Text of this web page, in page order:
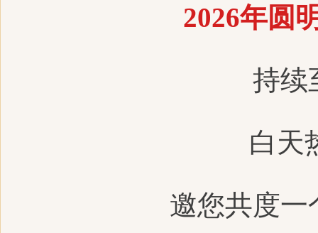
2026年圆
持续
白天
邀您共度一